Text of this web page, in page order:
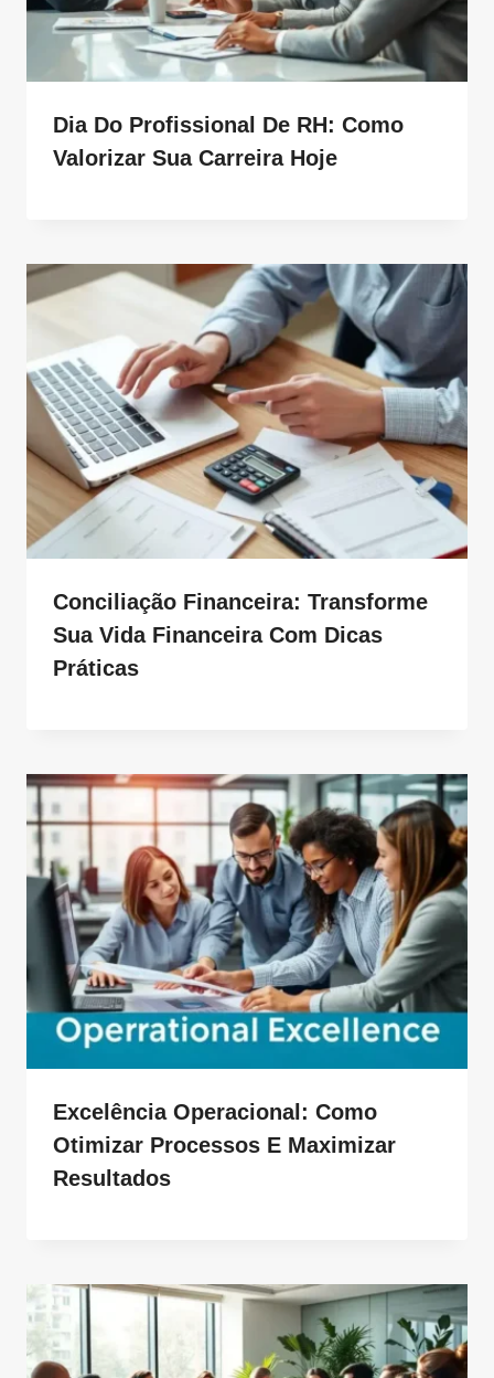
Dia Do Profissional De RH: Como
Valorizar Sua Carreira Hoje
Conciliação Financeira: Transforme
Sua Vida Financeira Com Dicas
Práticas
Excelência Operacional: Como
Otimizar Processos E Maximizar
Resultados